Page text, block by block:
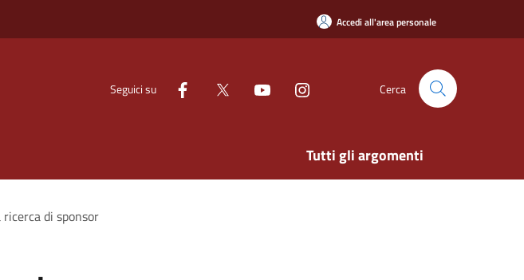
Accedi all'area personale
Seguici su Cerca
Tutti gli argomenti
di sponsor